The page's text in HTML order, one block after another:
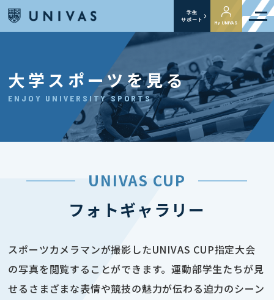
学生
サポート
My UNIVAS
大学スポーツを見る
ENJOY UNIVERSITY SPORTS
UNIVAS CUP
フォトギャラリー
スポーツカメラマンが撮影したUNIVAS CUP指定大会
の写真を閲覧することができます。運動部学生たちが見
せるさまざまな表情や競技の魅力が伝わる迫力のシーン